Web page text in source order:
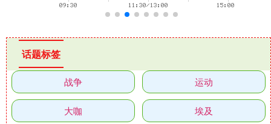
话题标签
战争 运动
大咖 埃及